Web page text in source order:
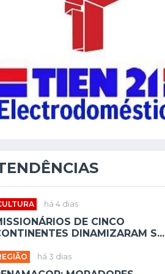
há 4 dias
DE CINCO
DINAMIZARAM S...
há 3 dias